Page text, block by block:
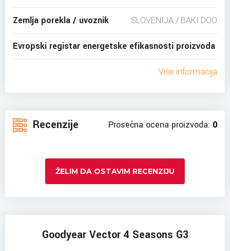
Zemlja porekla / uvoznik SLOVENIJA / BAKI DOO
Evropski registar energetske efikasnosti proizvoda
Više informacija
Recenzije Prosečna ocena proizvoda: 0
ŽELIM DA OSTAVIM RECENZIJU
Goodyear Vector 4 Seasons G3